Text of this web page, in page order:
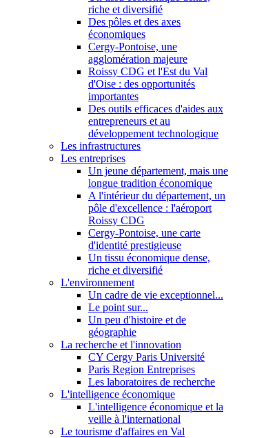
riche et diversifié
Des pôles et des axes
économiques
Cergy-Pontoise, une
agglomération majeure
Roissy CDG et l'Est du Val
d'Oise : des opportunités
importantes
Des outils efficaces d'aides aux
entrepreneurs et au
développement technologique
Les infrastructures
Les entreprises
Un jeune département, mais une
longue tradition économique
A l'intérieur du département, un
pôle d'excellence : l'aéroport
Roissy CDG
Cergy-Pontoise, une carte
d'identité prestigieuse
Un tissu économique dense,
riche et diversifié
L'environnement
Un cadre de vie exceptionnel...
Le point sur...
Un peu d'histoire et de
géographie
La recherche et l'innovation
CY Cergy Paris Université
Paris Region Entreprises
Les laboratoires de recherche
L'intelligence économique
L'intelligence économique et la
veille à l'international
Le tourisme d'affaires en Val